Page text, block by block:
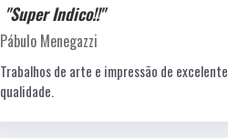
"Super Indico!!"
Pábulo Menegazzi
Trabalhos de arte e impressão de excelente
qualidade.